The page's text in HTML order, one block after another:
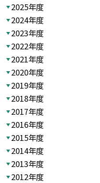
2025年度
2024年度
2023年度
2022年度
2021年度
2020年度
2019年度
2018年度
2017年度
2016年度
2015年度
2014年度
2013年度
2012年度